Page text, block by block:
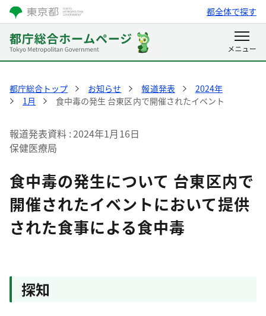
都全体で探す
都庁総合トップ お知らせ 報道発表
2024年
1月
食中毒の発生 台東区内で開催されたイベント
報道発表資料 2024年1月16日
保健医療局
食中毒の発生について 台東区内で
開催されたイベントにおいて提供
された食事による食中毒
探知